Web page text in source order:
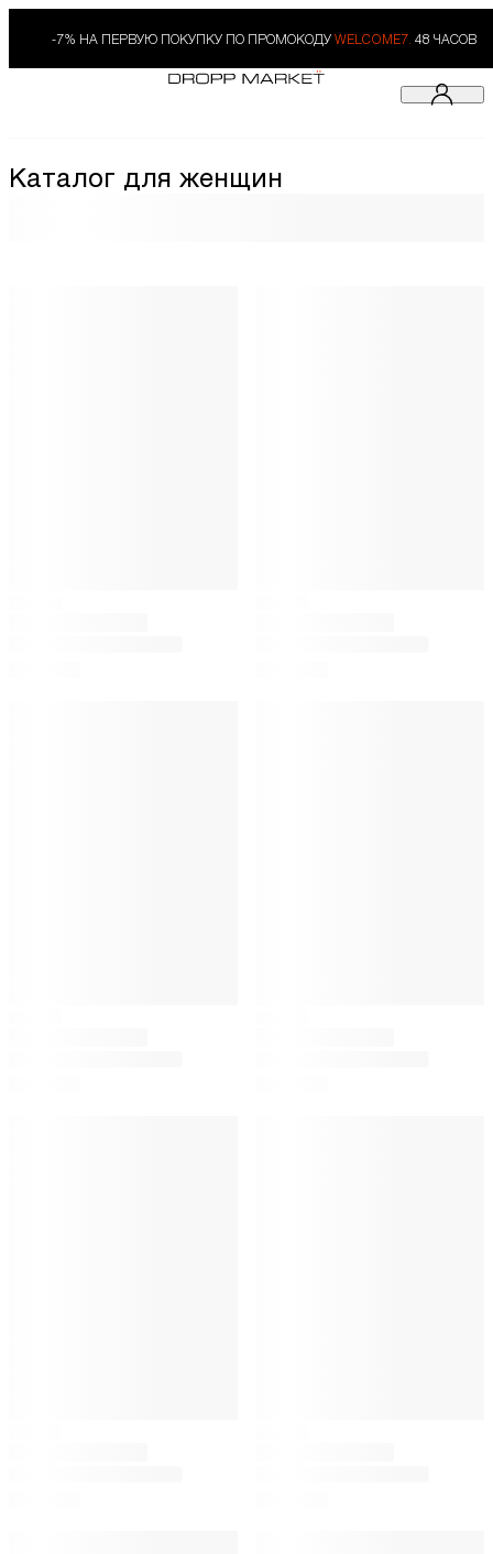
-7% НА ПЕРВУЮ ПОКУПКУ ПО ПРОМОКОДУ WELCOME7. 48 ЧАСОВ
Каталог для женщин